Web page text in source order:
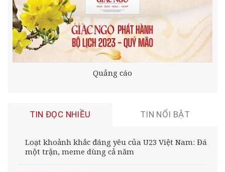
Quảng cáo
TIN ĐỌC NHIỀU TIN NỔI BẬT
Loạt khoảnh khắc đáng yêu của U23 Việt Nam: Đá
một trận, meme dùng cả năm